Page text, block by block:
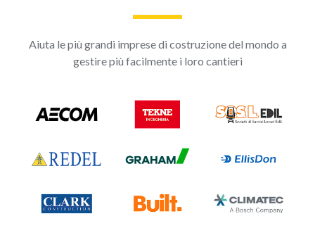
Aiuta le più grandi imprese di costruzione del mondo a
gestire più facilmente i loro cantieri